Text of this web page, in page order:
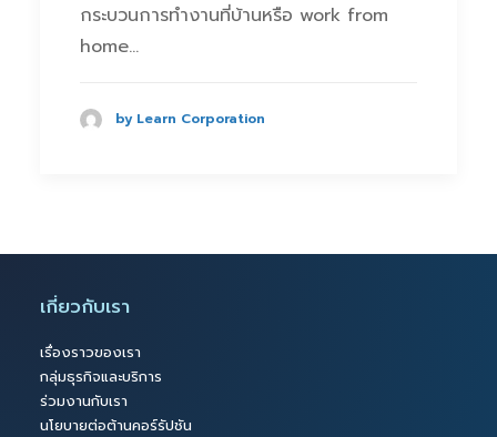
กระบวนการทำงานที่บ้านหรือ work from
home…
by Learn Corporation
เกี่ยวกับเรา
เรื่องราวของเรา
กลุ่มธุรกิจและบริการ
ร่วมงานกับเรา
นโยบายต่อต้านคอร์รัปชัน